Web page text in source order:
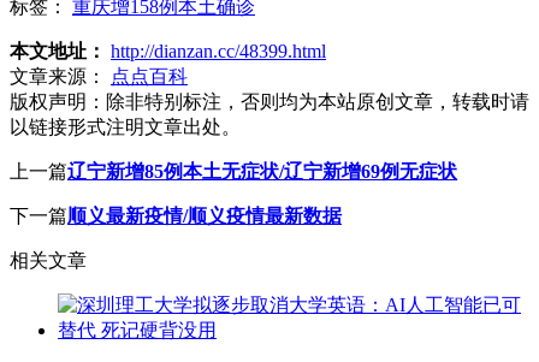
标签： 重庆增158例本土确诊
本文地址： http://dianzan.cc/48399.html
文章来源：
点点百科
版权声明： 除非特别标注，否则均为本站原创文章，转载时请
以链接形式注明文章出处。
上一篇辽宁新增85例本土无症状/辽宁新增69例无症状
下一篇顺义最新疫情/顺义疫情最新数据
相关文章